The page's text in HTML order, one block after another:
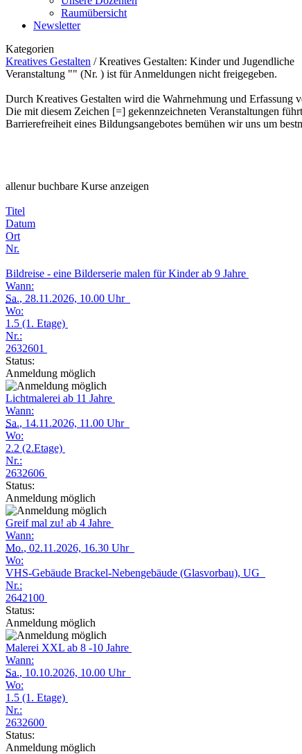
Raumübersicht
Newsletter
Kategorien
Kreatives Gestalten /Kreatives Gestalten: Kinder und Jugendliche
Veranstaltung "" (Nr. ) ist für Anmeldungen nicht freigegeben.
Durch Kreatives Gestalten wird die Wahrnehmung und Erfassung
Die mit diesem Zeichen [=] gekennzeichneten Veranstaltungen
Barrierefreiheit eines Bildungsangebotes bemühen wir uns um
allenur buchbare Kurse anzeigen
Titel
Datum
Ort
Nr.
Bildreise - eine Bilderserie malen für Kinder ab 9 Jahre
Wann:
Sa., 28.11.2026, 10.00 Uhr
Wo:
1.5 (1. Etage)
Nr.:
2632601
Status:
Anmeldung möglich
Lichtmalerei ab 11 Jahre
Wann:
Sa., 14.11.2026, 11.00 Uhr
Wo:
2.2 (2.Etage)
Nr.:
2632606
Status:
Anmeldung möglich
Greif mal zu! ab 4 Jahre
Wann:
Mo., 02.11.2026, 16.30 Uhr
Wo:
VHS-Gebäude Brackel-Nebengebäude (Glasvorbau), UG
Nr.:
2642100
Status:
Anmeldung möglich
Malerei XXL ab 8 -10 Jahre
Wann:
Sa., 10.10.2026, 10.00 Uhr
Wo:
1.5 (1. Etage)
Nr.:
2632600
Status:
Anmeldung möglich